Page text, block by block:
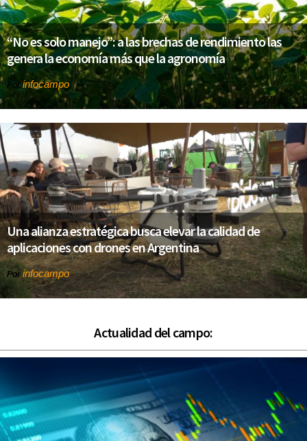
“No es solo manejo”: a las brechas de rendimiento las
genera la economía más que la agronomía
Porinfocampo
Una alianza estratégica busca elevar la calidad de
aplicaciones con drones en Argentina
Por infocampo
Actualidad del campo: